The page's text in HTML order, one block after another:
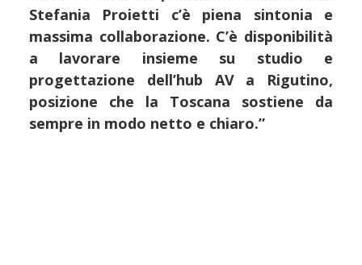
Stefania Proietti c’è piena sintonia e
massima collaborazione. C’è disponibilità
a lavorare insieme su studio e
progettazione dell’hub AV a Rigutino,
posizione che la Toscana sostiene da
sempre in modo netto e chiaro.”